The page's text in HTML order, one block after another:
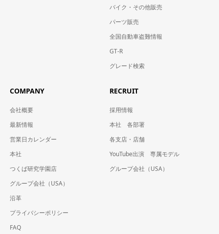
バイク・その他販売
パーツ販売
全国自動車盗難情報
GT-R
グレード検索
COMPANY
会社概要
最新情報
営業日カレンダー
本社
つくば研究学園店
グループ会社（USA）
沿革
プライバシーポリシー
FAQ
RECRUIT
採用情報
本社 各部署
各支店・店舗
YouTube出演 専属モデル
グループ会社（USA）